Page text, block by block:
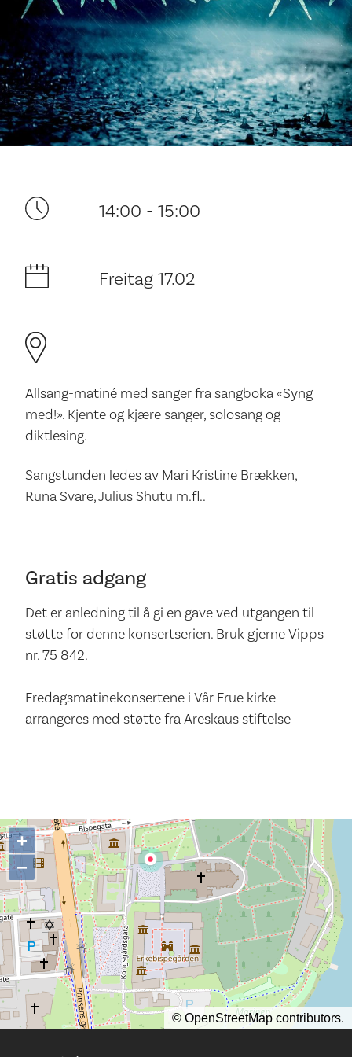
Ditt besøk
Musikk
Historie og arkitektur
14:00 - 15:00
Freitag 17.02
Allsang-matiné med sanger fra sangboka «Syng
med!». Kjente og kjære sanger, solosang og
diktlesing.
Sangstunden ledes av Mari Kristine Brækken,
Runa Svare, Julius Shutu m.fl..
Gratis adgang
Det er anledning til å gi en gave ved utgangen til
støtte for denne konsertserien. Bruk gjerne Vipps
nr. 75 842.
Fredagsmatinekonsertene i Vår Frue kirke
arrangeres med støtte fra Areskaus stiftelse
+
−
© OpenStreetMap contributors.